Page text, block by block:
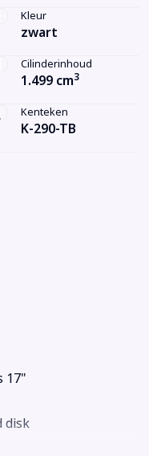
Kleur
zwart
Cilinderinhoud
1.499 cm3
Kenteken
K-290-TB
17"
disk